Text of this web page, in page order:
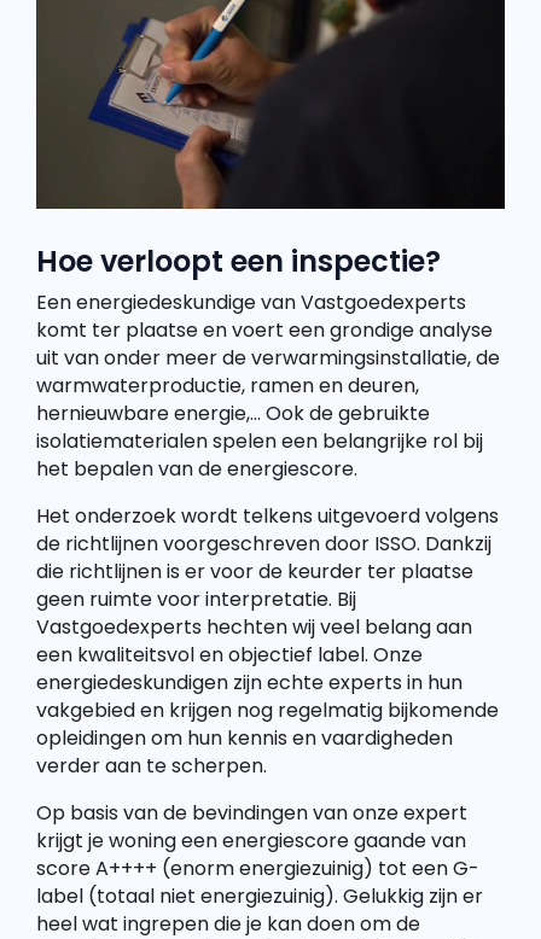
Hoe verloopt een inspectie?
Een energiedeskundige van Vastgoedexperts
komt ter plaatse en voert een grondige analyse
uit van onder meer de verwarmingsinstallatie, de
warmwaterproductie, ramen en deuren,
hernieuwbare energie,… Ook de gebruikte
isolatiematerialen spelen een belangrijke rol bij
het bepalen van de energiescore.
Het onderzoek wordt telkens uitgevoerd volgens
de richtlijnen voorgeschreven door ISSO. Dankzij
die richtlijnen is er voor de keurder ter plaatse
geen ruimte voor interpretatie. Bij
Vastgoedexperts hechten wij veel belang aan
een kwaliteitsvol en objectief label. Onze
energiedeskundigen zijn echte experts in hun
vakgebied en krijgen nog regelmatig bijkomende
opleidingen om hun kennis en vaardigheden
verder aan te scherpen.
Op basis van de bevindingen van onze expert
krijgt je woning een energiescore gaande van
score A++++ (enorm energiezuinig) tot een G-
label (totaal niet energiezuinig). Gelukkig zijn er
heel wat ingrepen die je kan doen om de